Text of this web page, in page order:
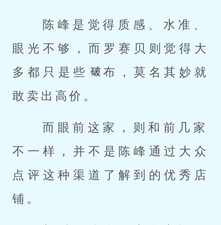
眼光不够，而罗赛贝则觉得大
多都只是些
布，莫名其妙就
敢卖出高价。
不一样，并不是陈峰通过大众
点评这种渠道了解到的优秀店
铺。